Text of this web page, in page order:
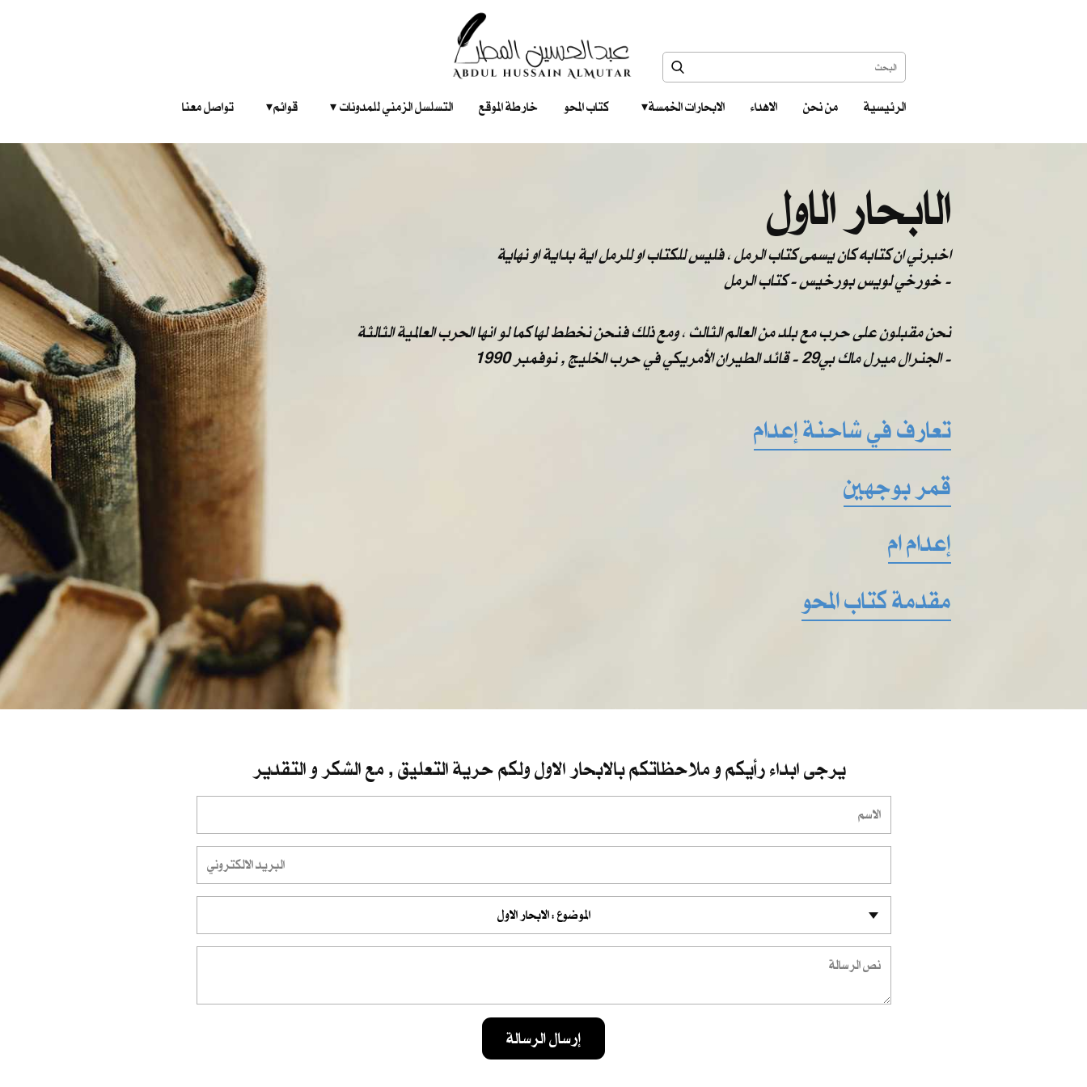
الرئيسية من نحن الاهداء الابحارات الخمسة ‎ ‎ ‎ كتاب المحو خارطة الموقع التسلسل الزمني للمدونات‎ ‎ ‎ ‎ ‎ قوائم‎ ‎ ‎ ‎ تواصل معنا
الابحار الاول
اخبرني ان كتابه كان يسمى كتاب الرمل ، فليس للكتاب او للرمل اية بداية او نهاية
خورخي لويس بورخيس - كتاب الرمل -
نحن مقبلون على حرب مع بلد من العالم الثالث ، ومع ذلك فنحن نخطط لها كما لو انها الحرب العالمية الثالثة
الجنرال ميرل ماك بي29 - قائد الطيران الأمريكي في حرب الخليج , نوفمبر 1990 -
تعارف في شاحنة إعدام
قمر بوجهين
إعدام ام
مقدمة كتاب المحو
يرجى ابداء رأيكم و ملاحظاتكم بالابحار الاول ولكم حرية التعليق , مع الشكر و التقدير
إرسال الرسالة